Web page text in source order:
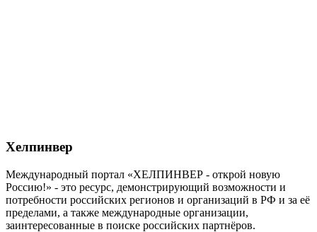
Хелпинвер
Международный портал «ХЕЛПИНВЕР - открой новую
Россию!» - это ресурс, демонстрирующий возможности и
потребности российских регионов и организаций в РФ и за её
пределами, а также международные организации,
заинтересованные в поиске российских партнёров.